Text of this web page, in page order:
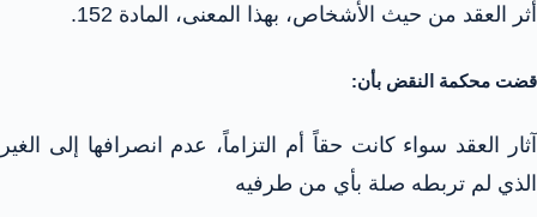
أثر العقد من حيث الأشخاص، بهذا المعنى، المادة 152.
قضت محكمة النقض بأن:
آثار العقد سواء كانت حقاً أم التزاماً، عدم انصرافها إلى الغير
الذي لم تربطه صلة بأي من طرفيه